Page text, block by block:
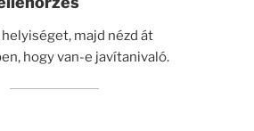
majd nézd át
hogy van-e javítanivaló.